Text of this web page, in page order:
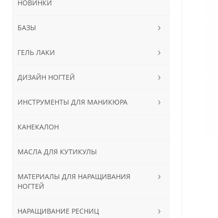
НОВИНКИ
БАЗЫ
ГЕЛЬ ЛАКИ
ДИЗАЙН НОГТЕЙ
ИНСТРУМЕНТЫ ДЛЯ МАНИКЮРА
КАНЕКАЛОН
МАСЛА ДЛЯ КУТИКУЛЫ
МАТЕРИАЛЫ ДЛЯ НАРАЩИВАНИЯ
НОГТЕЙ
НАРАЩИВАНИЕ РЕСНИЦ